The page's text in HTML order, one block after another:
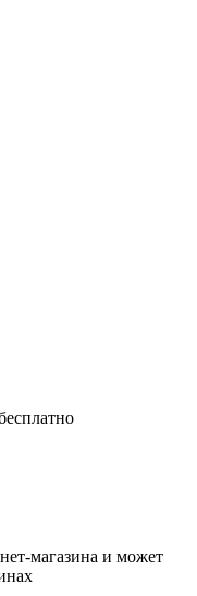
магазина и может